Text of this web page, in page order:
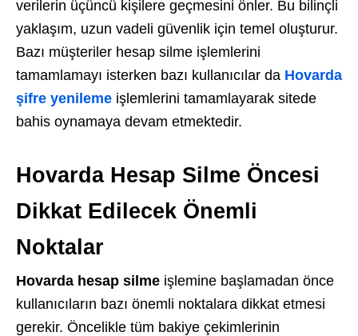
verilerin üçüncü kişilere geçmesini önler. Bu bilinçli
yaklaşım, uzun vadeli güvenlik için temel oluşturur.
Bazı müşteriler hesap silme işlemlerini
tamamlamayı isterken bazı kullanıcılar da Hovarda
şifre yenileme işlemlerini tamamlayarak sitede
bahis oynamaya devam etmektedir.
Hovarda Hesap Silme Öncesi
Dikkat Edilecek Önemli
Noktalar
Hovarda hesap silme işlemine başlamadan önce
kullanıcıların bazı önemli noktalara dikkat etmesi
gerekir. Öncelikle tüm bakiye çekimlerinin